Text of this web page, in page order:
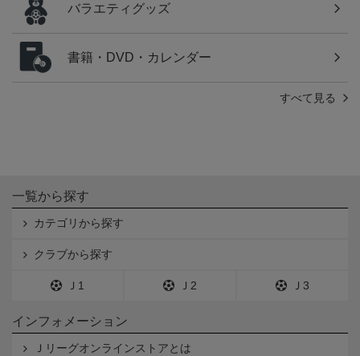
バラエティグッズ
書籍・DVD・カレンダー
すべて見る
一覧から探す
カテゴリから探す
クラブから探す
Ｊ1 Ｊ2 Ｊ3
インフォメーション
Ｊリーグオンラインストアとは